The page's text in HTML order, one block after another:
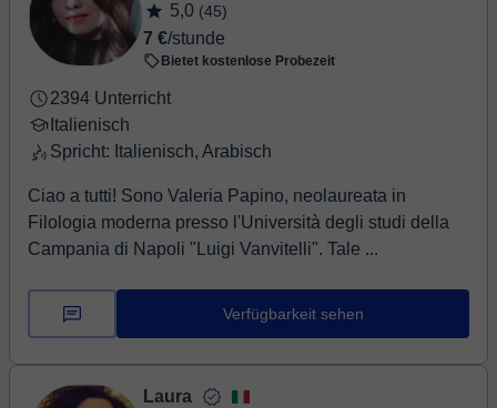
5,0 (45)
7 €/stunde
Bietet kostenlose Probezeit
2394 Unterricht
Italienisch
Spricht: Italienisch, Arabisch
Ciao a tutti! Sono Valeria Papino, neolaureata in
Filologia moderna presso l'Università degli studi della
Campania di Napoli "Luigi Vanvitelli". Tale ...
Verfügbarkeit sehen
Laura